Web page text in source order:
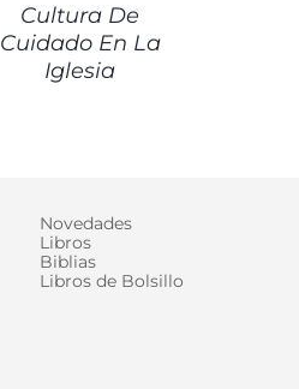
Cultura De
Cuidado En La
Iglesia
Novedades
Libros
Biblias
Libros de Bolsillo